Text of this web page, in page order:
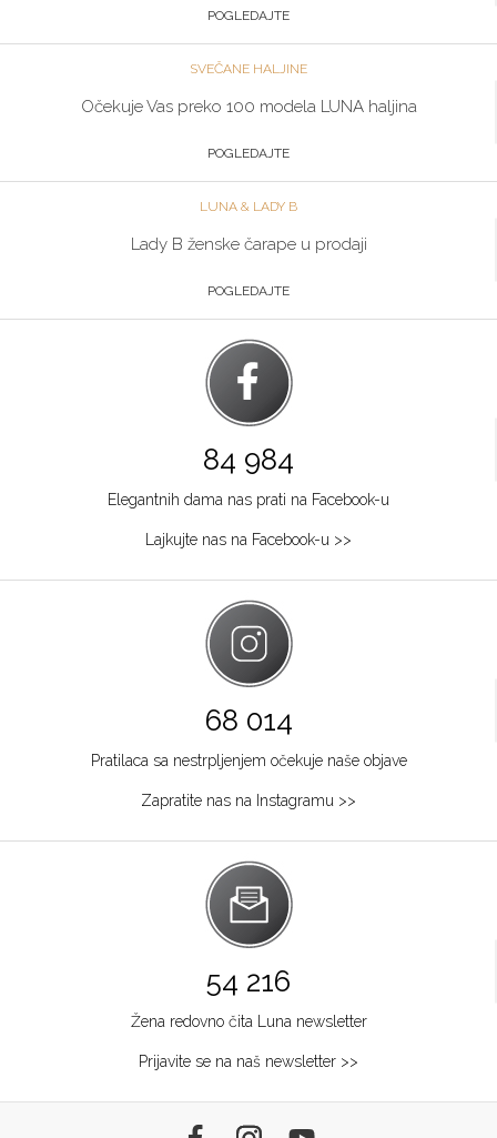
POGLEDAJTE
SVEČANE HALJINE
Očekuje Vas preko 100 modela LUNA haljina
POGLEDAJTE
LUNA & LADY B
Lady B ženske čarape u prodaji
POGLEDAJTE
84 984
Elegantnih dama nas prati na Facebook-u
Lajkujte nas na Facebook-u >>
68 014
Pratilaca sa nestrpljenjem očekuje naše objave
Zapratite nas na Instagramu >>
54 216
Žena redovno čita Luna newsletter
Prijavite se na naš newsletter >>